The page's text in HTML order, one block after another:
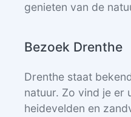
genieten van de
Bezoek Drenthe
Drenthe staat
natuur. Zo vind je er
heidevelden en